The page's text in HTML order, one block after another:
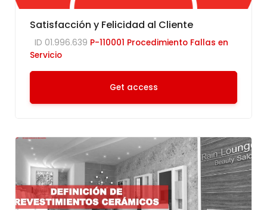
Satisfacción y Felicidad al Cliente
ID 01.996.639 P-110001 Procedimiento Fallas en
Servicio
Get access